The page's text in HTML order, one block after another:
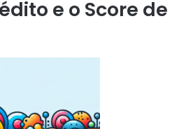
e o Score de